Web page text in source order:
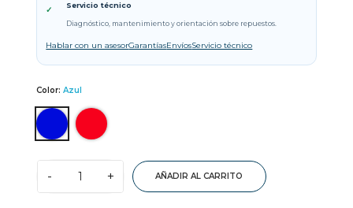
✓ Servicio técnico
Diagnóstico, mantenimiento y orientación sobre repuestos.
Hablar con un asesorGarantíasEnvíosServicio técnico
Color: Azul
- + AÑADIR AL CARRITO